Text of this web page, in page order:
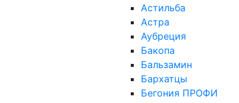
Астильба
Астра
Аубреция
Бакопа
Бальзамин
Бархатцы
Бегония ПРОФИ